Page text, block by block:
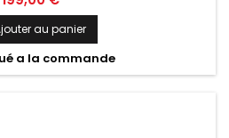
au panier
a la commande